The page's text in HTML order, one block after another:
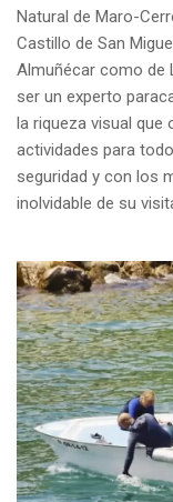
Natural de Maro-
Castillo de San
Almuñécar como de
ser un experto
la riqueza visual que
actividades para
seguridad y con los
inolvidable de su